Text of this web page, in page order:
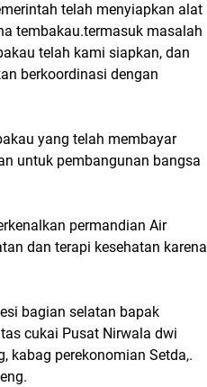
telah menyiapkan alat
tembakau.termasuk masalah
telah kami siapkan, dan
berkoordinasi dengan
yang telah membayar
untuk pembangunan bangsa
permandian Air
dan terapi kesehatan karena
bagian selatan bapak
cukai Pusat Nirwala dwi
kabag perekonomian Setda,.